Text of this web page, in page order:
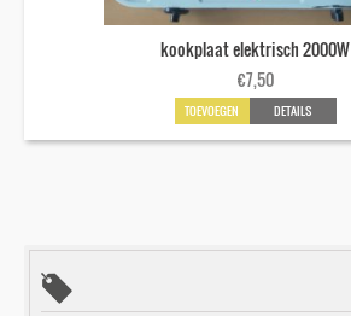
kookplaat elektrisch 2000W
€7,50
TOEVOEGEN DETAILS